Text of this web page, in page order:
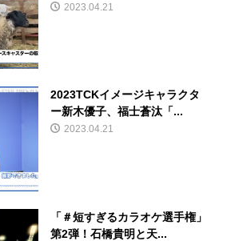
2023.04.21
2023TCKイメージキャラクタ
ー新木優子、福士蒼汰「...
2023.04.21
「＃短すぎるカラオケ選手権」
第2弾！石橋貴明と天...